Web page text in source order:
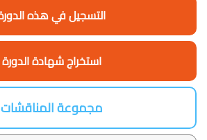
التسجيل في هذه
استخراج شهادة الدورة
مجموعة المناقشات